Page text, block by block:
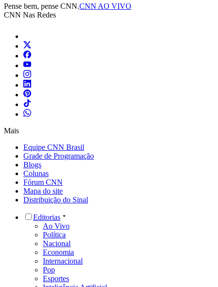
Pense bem, pense CNN.CNN AO VIVO
CNN Nas Redes
Mais
Equipe CNN Brasil
Grade de Programação
Blogs
Colunas
Fórum CNN
Mapa do site
Distribuição do Sinal
Editorias
Ao Vivo
Política
Nacional
Economia
Internacional
Pop
Esportes